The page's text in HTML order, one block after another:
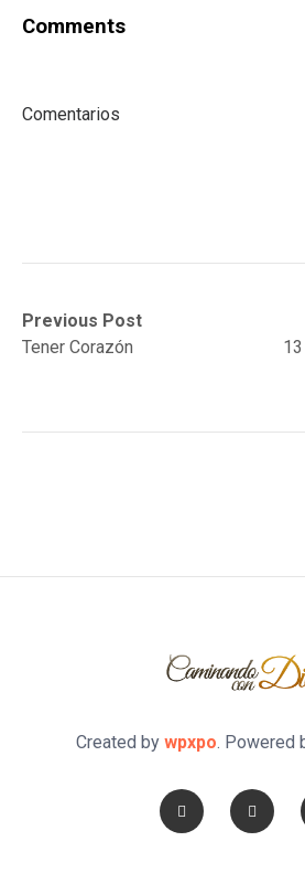
Comments
Comentarios
Post
navigation
Previous Post
Previous
post:Tener Corazón
Next
post:
Created by wpxpo. Powered